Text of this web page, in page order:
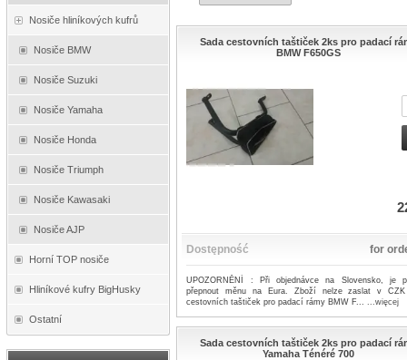
Nosiče hliníkových kufrů
Nosiče BMW
Nosiče Suzuki
Nosiče Yamaha
Nosiče Honda
Nosiče Triumph
Nosiče Kawasaki
Nosiče AJP
Horní TOP nosiče
Hliníkové kufry BigHusky
Ostatní
Sada cestovních taštiček 2ks pro padací
BMW F650GS
Dostępność for
UPOZORNĚNÍ : Při objednávce na Slovensko, je
přepnout měnu na Eura. Zboží nelze zaslat v CZK
cestovních taštiček pro padací rámy BMW F......więcej
Sada cestovních taštiček 2ks pro padací
Yamaha Ténéré 700